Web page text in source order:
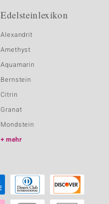
Edelsteinlexikon
Alexandrit
Amethyst
Aquamarin
Bernstein
Citrin
Granat
Mondstein
mehr